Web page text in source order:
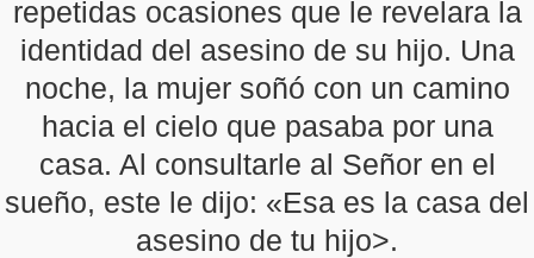
repetidas ocasiones que le revelara la
identidad del asesino de su hijo. Una
noche, la mujer soñó con un camino
hacia el cielo que pasaba por una
casa. Al consultarle al Señor en el
sueño, este le dijo: «Esa es la casa del
asesino de tu hijo>.